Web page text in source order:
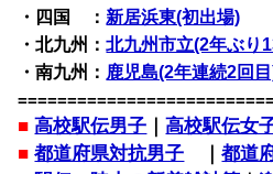
・四国 ： 新居浜東(初出場)
・北九州：北九州市立(2年ぶり
・南九州： 鹿児島(2年連続2回
■ 高校駅伝男子 ｜高校駅伝女
■ 都道府県対抗男子 ｜都道